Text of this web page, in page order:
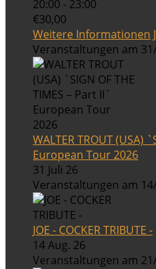
20:00 - 23:00
€30,00
Weitere Informationen
Veranstaltungen am
WALTER TROUT (USA)
European Tour 2026
31 Juli 26
Veranstaltungen am
JOE - COCKER TRIBUTE -
14 Aug. 26
Veranstaltungen am